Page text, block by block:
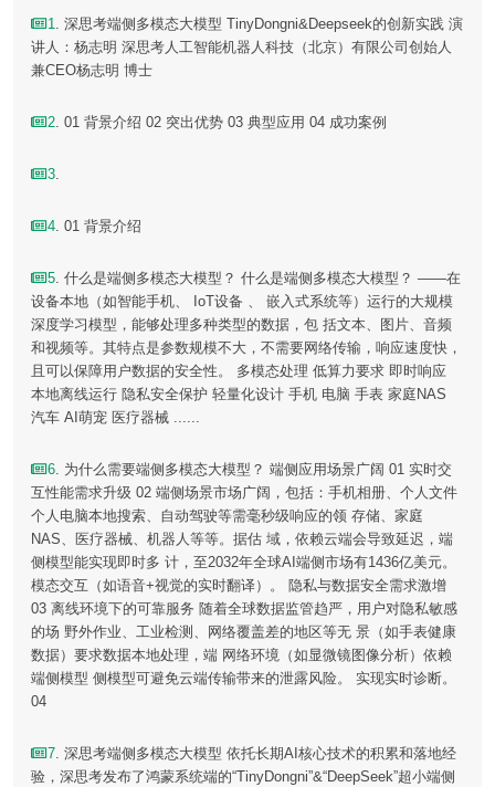
1. 深思考端侧多模态大模型 TinyDongni&Deepseek的创新实践 演
讲人：杨志明 深思考人工智能机器人科技（北京）有限公司创始人
兼CEO杨志明 博士
2. 01 背景介绍 02 突出优势 03 典型应用 04 成功案例
3.
4. 01 背景介绍
5. 什么是端侧多模态大模型？ 什么是端侧多模态大模型？ ——在
设备本地（如智能手机、 IoT设备 、 嵌入式系统等）运行的大规模
深度学习模型，能够处理多种类型的数据，包 括文本、图片、音频
和视频等。其特点是参数规模不大，不需要网络传输，响应速度快，
且可以保障用户数据的安全性。 多模态处理 低算力要求 即时响应
本地离线运行 隐私安全保护 轻量化设计 手机 电脑 手表 家庭NAS
汽车 AI萌宠 医疗器械 ......
6. 为什么需要端侧多模态大模型？ 端侧应用场景广阔 01 实时交
互性能需求升级 02 端侧场景市场广阔，包括：手机相册、个人文件
个人电脑本地搜索、自动驾驶等需毫秒级响应的领 存储、家庭
NAS、医疗器械、机器人等等。据估 域，依赖云端会导致延迟，端
侧模型能实现即时多 计，至2032年全球AI端侧市场有1436亿美元。
模态交互（如语音+视觉的实时翻译）。 隐私与数据安全需求激增
03 离线环境下的可靠服务 随着全球数据监管趋严，用户对隐私敏感
的场 野外作业、工业检测、网络覆盖差的地区等无 景（如手表健康
数据）要求数据本地处理，端 网络环境（如显微镜图像分析）依赖
端侧模型 侧模型可避免云端传输带来的泄露风险。 实现实时诊断。
04
7. 深思考端侧多模态大模型 依托长期AI核心技术的积累和落地经
验，深思考发布了鸿蒙系统端的“TinyDongni”&“DeepSeek”超小端侧